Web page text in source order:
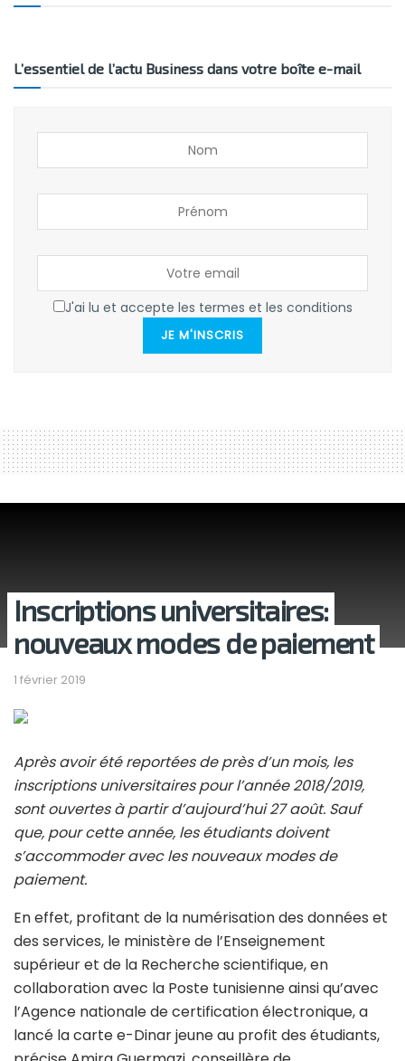
L’essentiel de l’actu Business dans votre boîte e-mail
J'ai lu et accepte les termes et les conditions
JE M'INSCRIS
Inscriptions universitaires:
nouveaux modes de paiement
1 février 2019
Après avoir été reportées de près d’un mois, les
inscriptions universitaires pour l’année 2018/2019,
sont ouvertes à partir d’aujourd’hui 27 août. Sauf
que, pour cette année, les étudiants doivent
s’accommoder avec les nouveaux modes de
paiement.
En effet, profitant de la numérisation des données et
des services, le ministère de l’Enseignement
supérieur et de la Recherche scientifique, en
collaboration avec la Poste tunisienne ainsi qu’avec
l’Agence nationale de certification électronique, a
lancé la carte e-Dinar jeune au profit des étudiants,